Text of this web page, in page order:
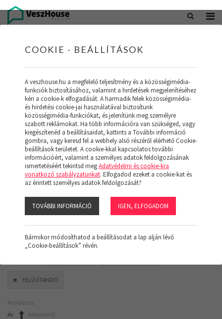
office@veszhouse.hu +36 20 402 5098
INGATLAN KÉSZLETÜNK
(19)
Szűrő megjelenítése
FELÚJÍTANDÓ
Rendezés:
Ár
Népszerű
COOKIE - BEÁLLÍTÁSOK
A veszhouse.hu a megfelelő teljesítmény és a közösségimédia-
funkciók biztosításához, valamint a hirdetések megjelenítéséhez
kéri a cookie-k elfogadását. A harmadik felek közösségimédia-
és hirdetési cookie-jai használatával biztosítunk
közösségimédia-funkciókat, és jelenítünk meg személyre
szabott reklámokat. Ha több információra van szükséged, vagy
kiegészítenéd a beállításaidat, kattints a További információ
gombra, vagy keresd fel a webhely alsó részéről elérhető Cookie-
beállítások területet. A cookie-kkal kapcsolatos további
információért, valamint a személyes adatok feldolgozásának
ismertetéséért tekintsd megAdatvédelmi és cookie-kra
vonatkozó szabályzatunkat. Elfogadod ezeket a cookie-kat és
az érintett személyes adatok feldolgozását?
TOVÁBBI INFORMÁCIÓ IGEN, ELFOGADOM
Bármikor módosíthatod a beállításodat a lap alján lévő
„Cookie-beállítások” révén.